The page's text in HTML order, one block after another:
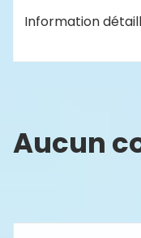
Information
Aucun